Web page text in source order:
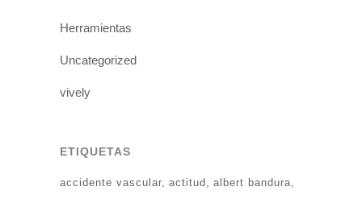
Herramientas
Uncategorized
vively
ETIQUETAS
accidente vascular actitud
albert bandura